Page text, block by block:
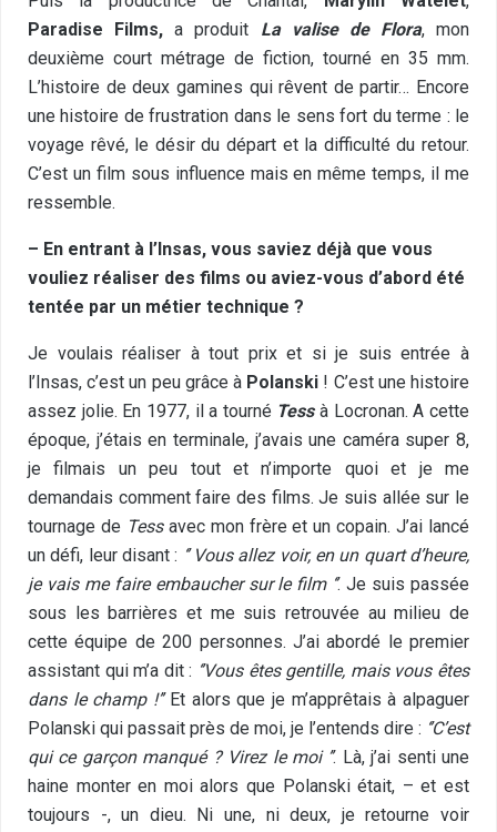
Paradise Films, a produit La valise de Flora, mon
deuxième court métrage de fiction, tourné en 35 mm.
L’histoire de deux gamines qui rêvent de partir… Encore
une histoire de frustration dans le sens fort du terme : le
voyage rêvé, le désir du départ et la difficulté du retour.
C’est un film sous influence mais en même temps, il me
ressemble.
– En entrant à l’Insas, vous saviez déjà que vous
vouliez réaliser des films ou aviez-vous d’abord été
tentée par un métier technique ?
Je voulais réaliser à tout prix et si je suis entrée à
l’Insas, c’est un peu grâce à Polanski ! C’est une histoire
assez jolie. En 1977, il a tourné Tessà Locronan. A cette
époque, j’étais en terminale, j’avais une caméra super 8,
je filmais un peu tout et n’importe quoi et je me
demandais comment faire des films. Je suis allée sur le
tournage de Tessavec mon frère et un copain. J’ai lancé
un défi, leur disant : ‘’ Vous allez voir, en un quart d’heure,
je vais me faire embaucher sur le film ‘’. Je suis passée
sous les barrières et me suis retrouvée au milieu de
cette équipe de 200 personnes. J’ai abordé le premier
assistant qui m’a dit : ‘’Vous êtes gentille, mais vous êtes
dans le champ !’’Et alors que je m’apprêtais à alpaguer
Polanski qui passait près de moi, je l’entends dire : ‘’C’est
qui ce garçon manqué ? Virez le moi ’’. Là, j’ai senti une
haine monter en moi alors que Polanski était, – et est
toujours -, un dieu. Ni une, ni deux, je retourne voir